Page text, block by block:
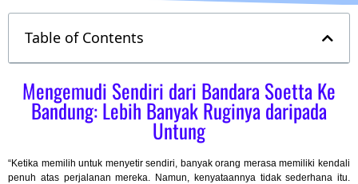
Table of Contents
Mengemudi Sendiri dari Bandara Soetta Ke
Bandung: Lebih Banyak Ruginya daripada
Untung
“Ketika memilih untuk menyetir sendiri, banyak orang merasa memiliki kendali
penuh atas perjalanan mereka. Namun, kenyataannya tidak sederhana itu.